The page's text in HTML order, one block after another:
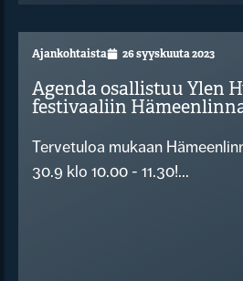
Ajankohtaista 26 syyskuuta 2023
Agenda osallistuu Ylen
festivaaliin
Tervetuloa mukaan
30.9 klo 10.00 - 11.30!...